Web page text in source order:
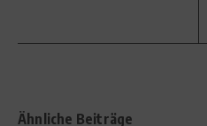
Ähnliche Beiträge